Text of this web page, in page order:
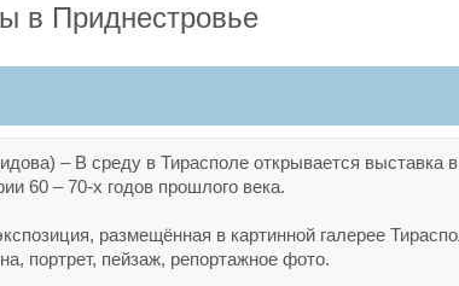
в Приднестровье
– В среду в Тирасполе открывается выставка
60 – 70-х годов прошлого века.
размещённая в картинной галерее
портрет, пейзаж, репортажное фото.